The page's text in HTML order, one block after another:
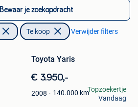
Bewaar je zoekopdracht
Te koop Verwijder filters
Toyota Yaris
€ 3.950,-
2008 140.000 kmTopzoekertje
Vandaag